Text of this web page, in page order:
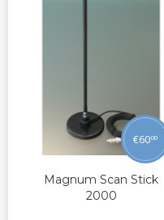
Magnum Scan Stick
2000
€6000